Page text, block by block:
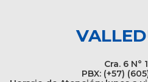
Cra. 6 N°
PBX: (+57)